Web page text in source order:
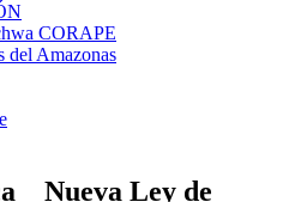
CORAPE
del Amazonas
_ Nueva Ley de